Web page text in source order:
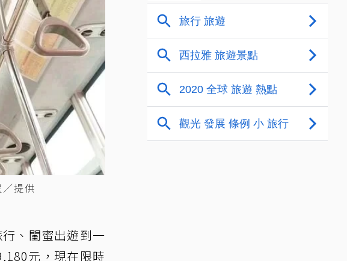
提供
、閨蜜出遊到一
元，現在限時